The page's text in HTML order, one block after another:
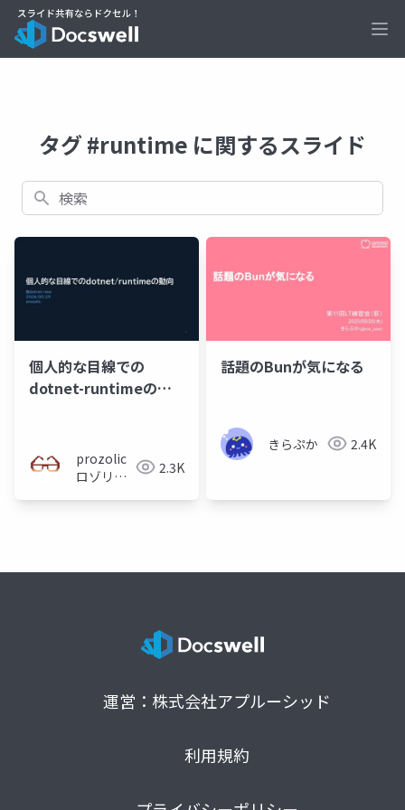
タグ #runtime に関するスライド
検索
個人的な目線での
dotnet-runtimeの動
prozolic（プ
ロゾリッ
2.3K
話題のBunが気になる
きらぷか 2.4K
運営：株式会社アプルーシッド
利用規約